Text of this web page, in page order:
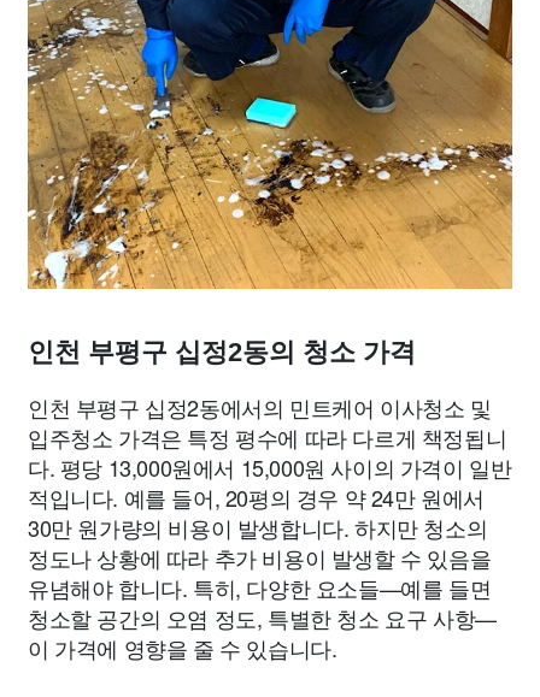
인천 부평구 십정2동의 청소 가격
인천 부평구 십정2동에서의 민트케어 이사청소 및
입주청소 가격은 특정 평수에 따라 다르게 책정됩니
다. 평당 13,000원에서 15,000원 사이의 가격이 일반
적입니다. 예를 들어, 20평의 경우 약 24만 원에서
30만 원가량의 비용이 발생합니다. 하지만 청소의
정도나 상황에 따라 추가 비용이 발생할 수 있음을
유념해야 합니다. 특히, 다양한 요소들—예를 들면
청소할 공간의 오염 정도, 특별한 청소 요구 사항—
이 가격에 영향을 줄 수 있습니다.